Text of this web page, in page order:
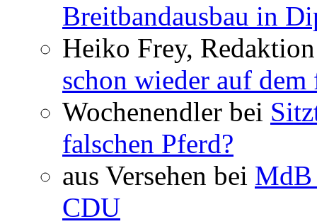
Breitbandausbau in
Heiko Frey,
schon wieder auf dem
Wochenendler bei
falschen Pferd?
aus Versehen bei MdB
CDU